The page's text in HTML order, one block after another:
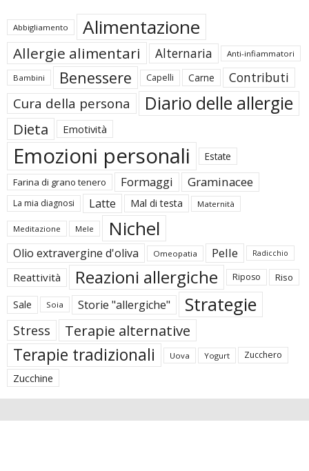
Abbigliamento Alimentazione
Allergie alimentari Alternaria Anti-infiammatori
Bambini Benessere Capelli Carne Contributi
Cura della persona Diario delle allergie
Dieta Emotività
Emozioni personali Estate
Farina di grano tenero Formaggi Graminacee
La mia diagnosi Latte Mal di testa Maternità
Meditazione Mele Nichel
Olio extravergine d'oliva Omeopatia Pelle Radicchio
Reattività Reazioni allergiche Riposo Riso
Sale Soia Storie "allergiche" Strategie
Stress Terapie alternative
Terapie tradizionali Uova Yogurt Zucchero
Zucchine